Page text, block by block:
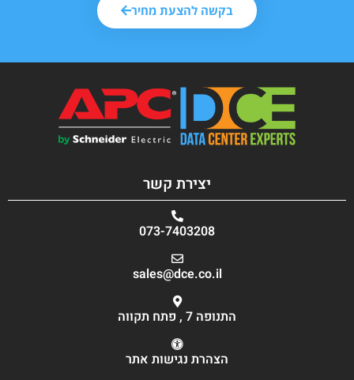
בקשה להצעת מחיר
יצירת קשר
073-7403208
sales@dce.co.il
התנופה 7 , פתח תקווה
הצהרת נגישות אתר